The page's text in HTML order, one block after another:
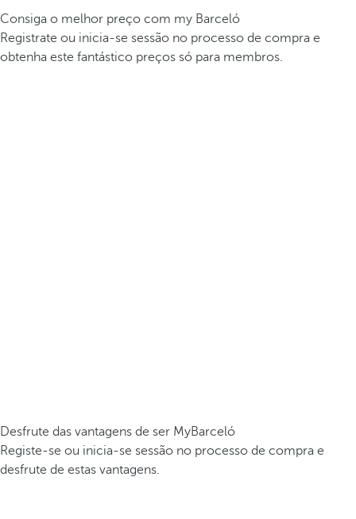
Consiga o melhor preço com my Barceló
Registrate ou inicia-se sessão no processo de compra e
obtenha este fantástico preços só para membros.
Desfrute das vantagens de ser MyBarceló
Registe-se ou inicia-se sessão no processo de compra e
desfrute de estas vantagens.